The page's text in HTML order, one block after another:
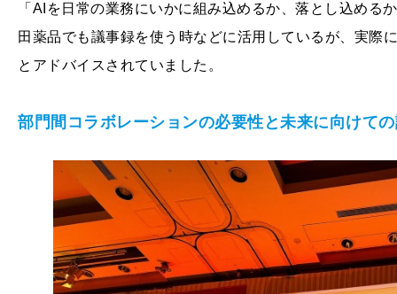
「AIを日常の業務にいかに組み込めるか、落とし込める
田薬品でも議事録を使う時などに活用しているが、実際
とアドバイスされていました。
部門間コラボレーションの必要性と未来に向けて